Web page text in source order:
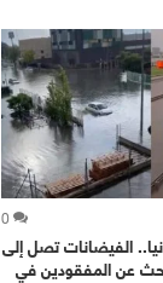
0
الفيضانات تصل إلى
عن المفقودين في